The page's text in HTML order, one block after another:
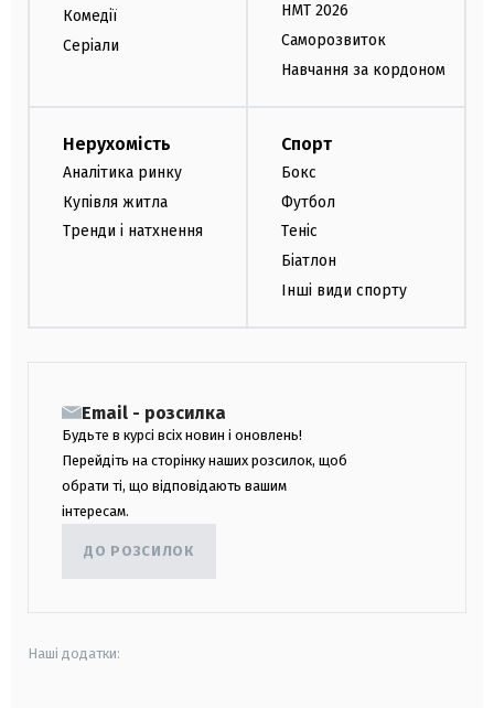
Комедії
Серіали
НМТ 2026
Саморозвиток
Навчання за кордоном
Нерухомість
Аналітика ринку
Купівля житла
Тренди і натхнення
Спорт
Бокс
Футбол
Теніс
Біатлон
Інші види спорту
Email - розсилка
Будьте в курсі всіх новин і оновлень!
Перейдіть на сторінку наших розсилок, щоб
обрати ті, що відповідають вашим
інтересам.
ДО РОЗСИЛОК
Наші додатки: